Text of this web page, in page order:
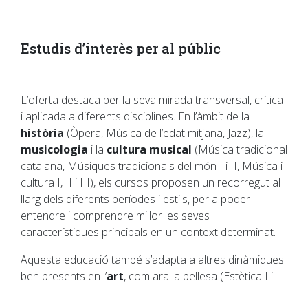
Estudis d’interès per al públic
L’oferta destaca per la seva mirada transversal, crítica
i aplicada a diferents disciplines. En l’àmbit de la
història (Òpera, Música de l’edat mitjana, Jazz), la
musicologia i la cultura musical (Música tradicional
catalana, Músiques tradicionals del món I i II, Música i
cultura I, II i III), els cursos proposen un recorregut al
llarg dels diferents períodes i estils, per a poder
entendre i comprendre millor les seves
característiques principals en un context determinat.
Aquesta educació també s’adapta a altres dinàmiques
ben presents en l’art, com ara la bellesa (Estètica I i